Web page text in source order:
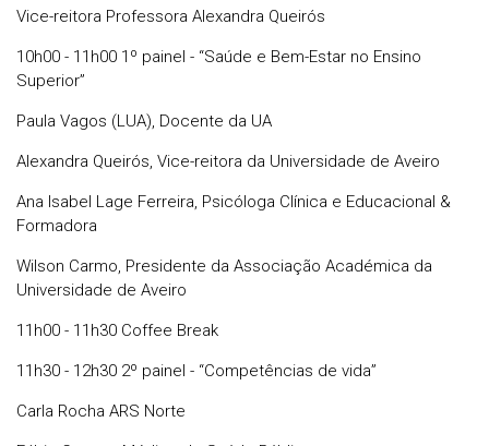
Vice-reitora Professora Alexandra Queirós
10h00 - 11h00 1º painel - “Saúde e Bem-Estar no Ensino
Superior”
Paula Vagos (LUA), Docente da UA
Alexandra Queirós, Vice-reitora da Universidade de Aveiro
Ana Isabel Lage Ferreira, Psicóloga Clínica e Educacional &
Formadora
Wilson Carmo, Presidente da Associação Académica da
Universidade de Aveiro
11h00 - 11h30 Coffee Break
11h30 - 12h30 2º painel - “Competências de vida”
Carla Rocha ARS Norte